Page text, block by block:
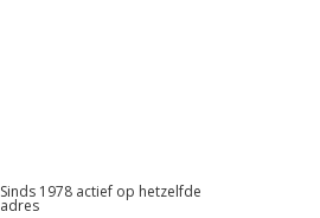
Sinds 1978 actief op hetzelfde
adres